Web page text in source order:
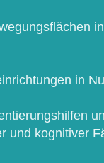
in
und kognitiver